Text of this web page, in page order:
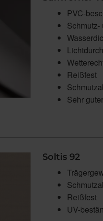
PVC-
Reißfest
Sehr
Soltis 92
Reißfest
UV-